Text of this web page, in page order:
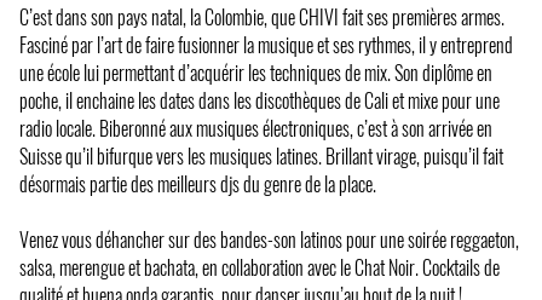
C’est dans son pays natal, la Colombie, que CHIVI fait ses premières armes.
Fasciné par l’art de faire fusionner la musique et ses rythmes, il y entreprend
une école lui permettant d’acquérir les techniques de mix. Son diplôme en
poche, il enchaine les dates dans les discothèques de Cali et mixe pour une
radio locale. Biberonné aux musiques électroniques, c’est à son arrivée en
Suisse qu’il bifurque vers les musiques latines. Brillant virage, puisqu’il fait
désormais partie des meilleurs djs du genre de la place.
Venez vous déhancher sur des bandes-son latinos pour une soirée reggaeton,
salsa, merengue et bachata, en collaboration avec le Chat Noir. Cocktails de